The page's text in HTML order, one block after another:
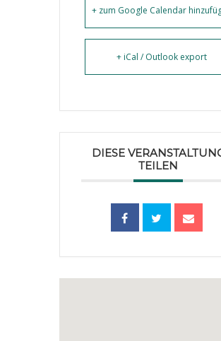
+ zum Google Calendar
+ iCal / Outlook export
DIESE
TEILEN